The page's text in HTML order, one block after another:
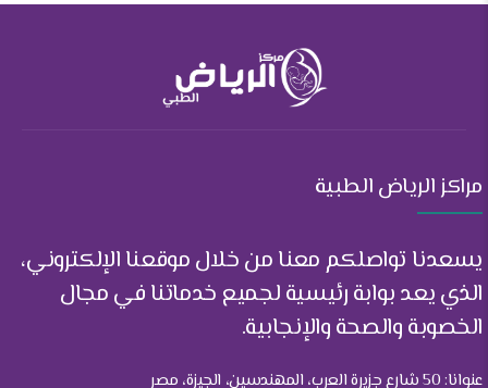
مراكز الرياض الطبية
يسعدنا تواصلكم معنا من خلال موقعنا الإلكتروني،
الذي يعد بوابة رئيسية لجميع خدماتنا في مجال
الخصوبة والصحة والإنجابية.
عنوانا: 50 شارع جزيرة العرب، المهندسين، الجيزة، مصر